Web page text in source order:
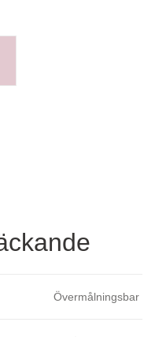
Övermålningsbar